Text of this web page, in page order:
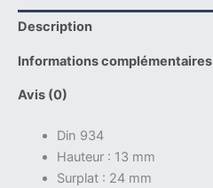
934
M16
-
Description
Informations complémentaires
Avis (0)
Din 934
Hauteur : 13 mm
Surplat : 24 mm